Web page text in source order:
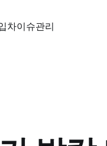
차이슈관리